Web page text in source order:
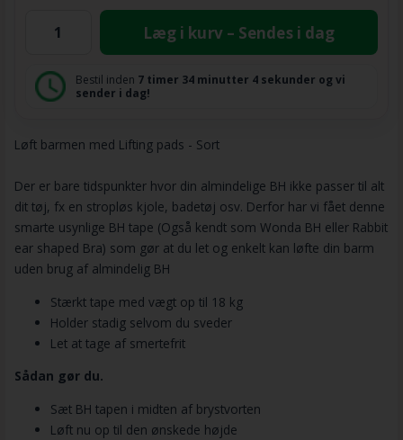
Læg i kurv – Sendes i dag
Bestil inden 7 timer 34 minutter 4 sekunder og vi
sender i dag!
Løft barmen med Lifting pads - Sort
Der er bare tidspunkter hvor din almindelige BH ikke passer til alt
dit tøj, fx en stropløs kjole, badetøj osv. Derfor har vi fået denne
smarte usynlige BH tape (Også kendt som Wonda BH eller Rabbit
ear shaped Bra) som gør at du let og enkelt kan løfte din barm
uden brug af almindelig BH
Stærkt tape med vægt op til 18 kg
Holder stadig selvom du sveder
Let at tage af smertefrit
Sådan gør du.
Sæt BH tapen i midten af brystvorten
Løft nu op til den ønskede højde